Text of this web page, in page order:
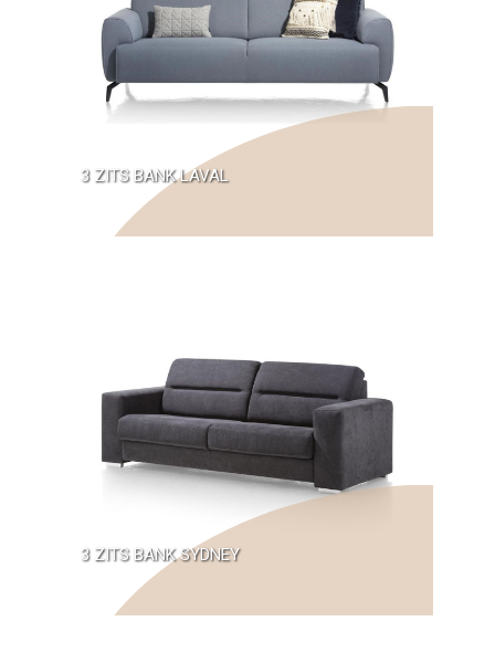
3 ZITS BANK LAVAL
3 ZITS BANK SYDNEY